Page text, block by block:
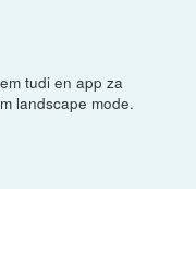
tudi en app za
landscape mode.